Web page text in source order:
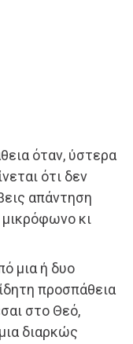
όταν, ύστερα
ότι δεν
απάντηση
κι
μια ή δυο
προσπάθεια
στο Θεό,
διαρκώς